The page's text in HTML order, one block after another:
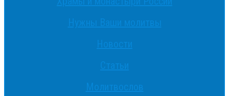
Нужны Ваши молитвы
Новости
Статьи
Молитвослов